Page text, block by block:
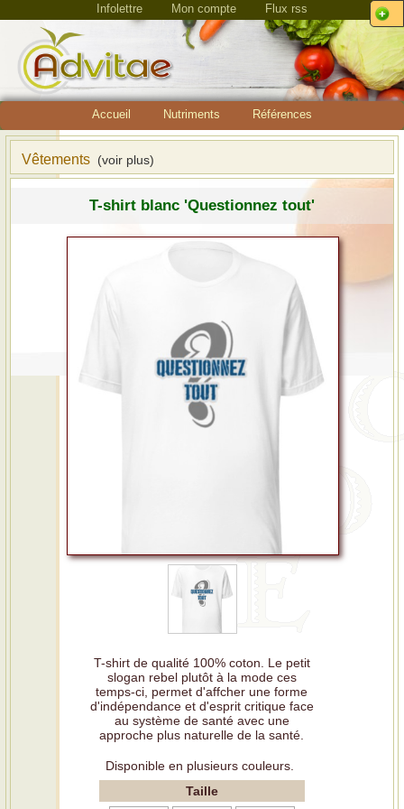
Infolettre Mon compte Flux rss
Accueil Nutriments Références
Vêtements (voir plus)
T-shirt blanc 'Questionnez tout'
T-shirt de qualité 100% coton. Le petit
slogan rebel plutôt à la mode ces
temps-ci, permet d'affcher une forme
d'indépendance et d'esprit critique face
au système de santé avec une
approche plus naturelle de la santé.
Disponible en plusieurs couleurs.
Taille